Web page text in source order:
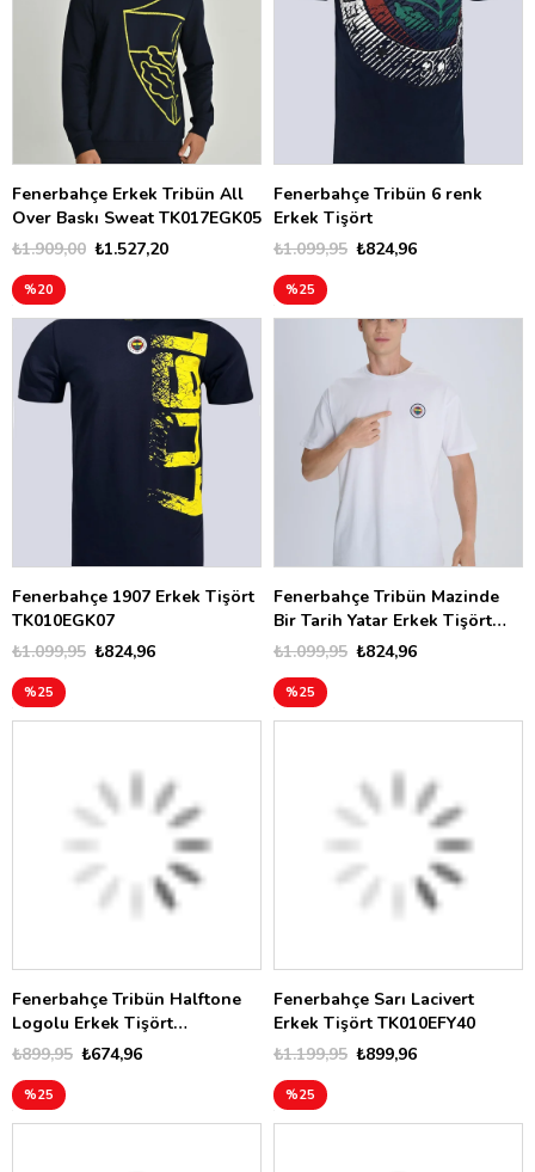
Fenerbahçe Erkek Tribün All
Over Baskı Sweat TK017EGK05
₺1.527,20
₺1.909,00
%20
Fenerbahçe Tribün 6 renk
Erkek Tişört
₺824,96
₺1.099,95
%25
Fenerbahçe 1907 Erkek Tişört
TK010EGK07
₺824,96
₺1.099,95
%25
Fenerbahçe Tribün Mazinde
Bir Tarih Yatar Erkek Tişört
TK010EFY50₺824,96
₺1.099,95
%25
Fenerbahçe Tribün Halftone
Logolu Erkek Tişört
TK010EFY02₺674,96
₺899,95
%25
Fenerbahçe Sarı Lacivert
Erkek Tişört TK010EFY40
₺899,96
₺1.199,95
%25